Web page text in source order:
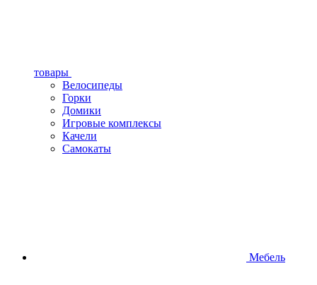
товары
Велосипеды
Горки
Домики
Игровые комплексы
Качели
Самокаты
Мебель